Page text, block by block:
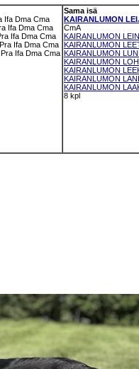
Ifa Dma Cma
Ifa Dma Cma
Ifa Dma Cma
Pra Ifa Dma Cma
Pra Ifa Dma Cma
Sama isä
KAIRANLUMON
CmA
KAIRANLUMON
KAIRANLUMON
KAIRANLUMON
KAIRANLUMON
KAIRANLUMON
KAIRANLUMON
KAIRANLUMON
8 kpl